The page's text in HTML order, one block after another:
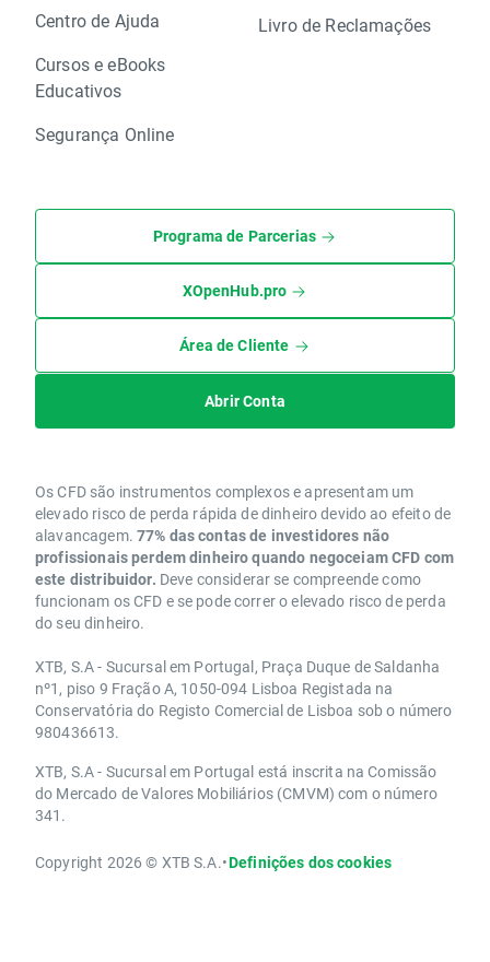
Centro de Ajuda
Cursos e eBooks
Educativos
Segurança Online
Livro de Reclamações
Programa de Parcerias
XOpenHub.pro
Área de Cliente
Abrir Conta
Os CFD são instrumentos complexos e apresentam um
elevado risco de perda rápida de dinheiro devido ao efeito de
alavancagem. 77% das contas de investidores não
profissionais perdem dinheiro quando negoceiam CFD com
este distribuidor. Deve considerar se compreende como
funcionam os CFD e se pode correr o elevado risco de perda
do seu dinheiro.
XTB, S.A - Sucursal em Portugal, Praça Duque de Saldanha
nº1, piso 9 Fração A, 1050-094 Lisboa Registada na
Conservatória do Registo Comercial de Lisboa sob o número
980436613.
XTB, S.A - Sucursal em Portugal está inscrita na Comissão
do Mercado de Valores Mobiliários (CMVM) com o número
341.
Copyright 2026 © XTB S.A.•Definições dos cookies